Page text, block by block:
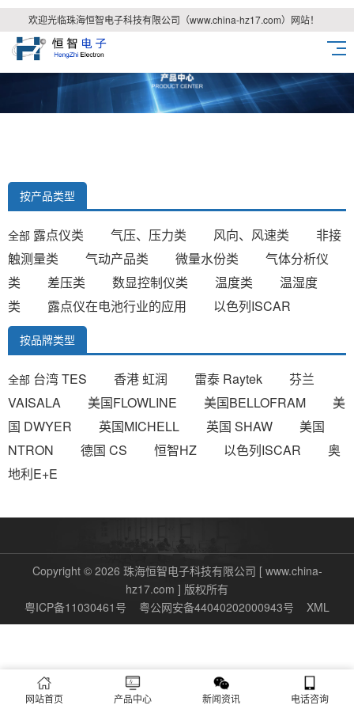
欢迎光临珠海恒智电子科技有限公司（www.china-hz17.com）网站！
按产品类型
全部 露点仪类 气压、压力类 风向、风速类
非接
触测量类
气动产品类 微量水份类
气体分析仪
类
差压类 数显控制仪类 温度类
温湿度
类
露点仪在电池行业的应用 以色列ISCAR
按品牌类型
全部 台湾 TES 香港 虹润 雷泰 Raytek
芬兰
VAISALA
美国FLOWLINE 美国BELLOFRAM
美
国 DWYER
英国MICHELL 英国 SHAW
美国
NTRON
德国 CS 恒智HZ 以色列ISCAR
奥
地利E+E
Copyright © 2026 珠海恒智电子科技有限公司 [ www.china-
hz17.com ] 版权所有
粤ICP备11030461号
粤公网安备44040202000943号 XML
网站首页 产品中心 新闻资讯 电话咨询